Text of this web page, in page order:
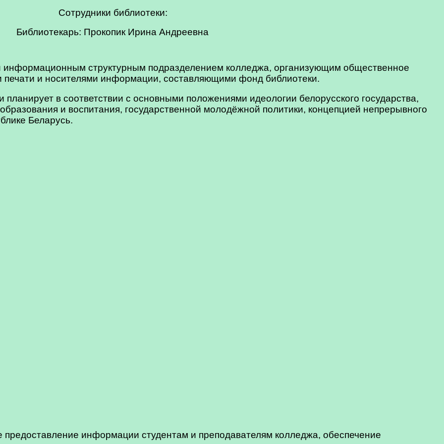
Сотрудники библиотеки:
Библиотекарь: Прокопик Ирина Андреевна
информационным структурным подразделением колледжа, организующим общественное
печати и носителями информации, составляющими фонд библиотеки.
в соответствии с основными положениями идеологии белорусского государства,
и воспитания, государственной молодёжной политики, концепцией непрерывного
Беларусь.
информации студентам и преподавателям колледжа, обеспечение